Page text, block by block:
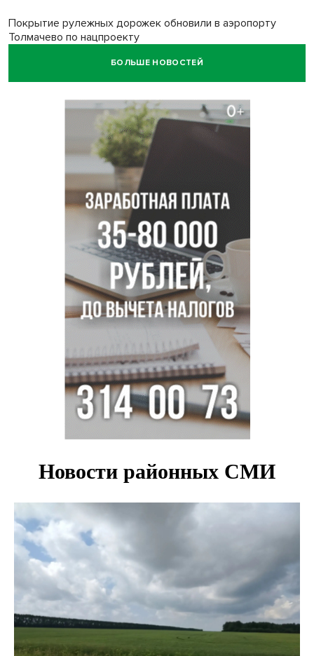
Покрытие рулежных дорожек обновили в аэропорту
Толмачево по нацпроекту
В Новосибирске зафиксирован рост заболеваемости
В Новосибирске осудили внука за продажу дедова ружья
псевдо-мигранту
В Новосибирске по КРТ сдали первую очередь
миниполиса «Фора»
О пустырях в центре Новосибирска из-за лимита
площади КРТ предупредили эксперты
БОЛЬШЕ НОВОСТЕЙ